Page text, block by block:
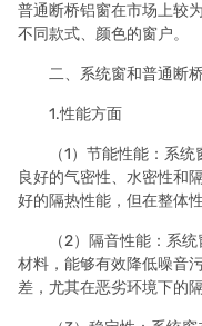
普通断桥铝窗在市场上较
不同款式、颜色的窗户。
二、系统窗和普通断
1.性能方面
（1）节能性能：系
良好的气密性、水密性和
好的隔热性能，但在整体
（2）隔音性能：系
材料，能够有效降低噪音
差，尤其在恶劣环境下的